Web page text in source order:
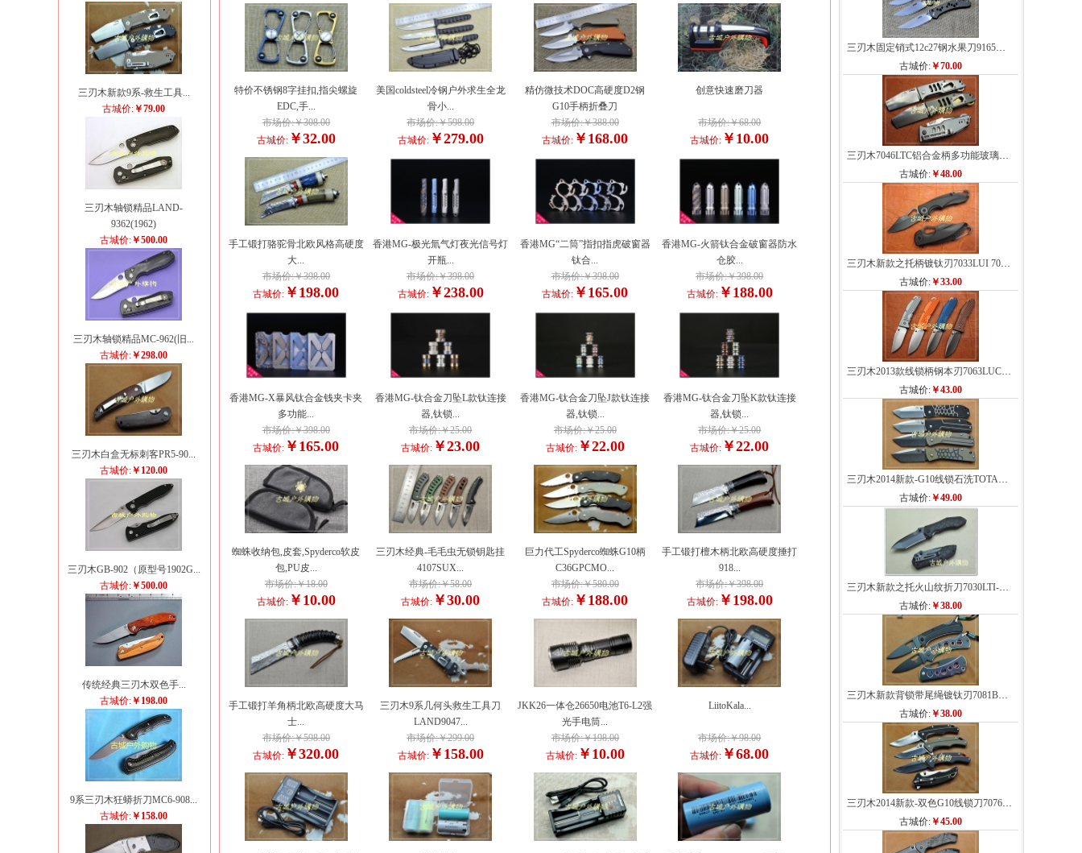
三刃木新款9系-救生工具...
古城价: ￥79.00
三刃木轴锁精品LAND-
9362(1962)
古城价: ￥500.00
三刃木轴锁精品MC-962(旧...
古城价: ￥298.00
三刃木白盒无标刺客PR5-90...
古城价: ￥120.00
三刃木GB-902（原型号1902G...
古城价: ￥500.00
传统经典三刃木双色手...
古城价: ￥198.00
9系三刃木狂蟒折刀MC6-908...
古城价: ￥158.00
特价不锈钢8字挂扣,指尖螺旋
EDC,手...
市场价:￥308.00
古城价:￥32.00
美国coldsteel冷钢户外求生全龙
骨小...
市场价:￥598.00
古城价:￥279.00
精仿微技术DOC高硬度D2钢
G10手柄折叠刀
市场价:￥388.00
古城价: ￥168.00
创意快速磨刀器
市场价:￥68.00
古城价: ￥10.00
手工锻打骆驼骨北欧风格高硬度
大...
市场价:￥398.00
古城价: ￥198.00
香港MG-极光氚气灯夜光信号灯
开瓶...
市场价:￥398.00
古城价:￥238.00
香港MG“二筒”指扣指虎破窗器
钛合...
市场价:￥398.00
古城价: ￥165.00
香港MG-火箭钛合金破窗器防水
仓胶...
市场价:￥398.00
古城价:￥188.00
香港MG-X暴风钛合金钱夹卡夹
多功能...
市场价:￥398.00
古城价: ￥165.00
香港MG-钛合金刀坠L款钛连接
器,钛锁...
市场价:￥25.00
古城价: ￥23.00
香港MG-钛合金刀坠J款钛连接
器,钛锁...
市场价:￥25.00
古城价:￥22.00
香港MG-钛合金刀坠K款钛连接
器,钛锁...
市场价:￥25.00
古城价: ￥22.00
蜘蛛收纳包,皮套,Spyderco软皮
包,PU皮...
市场价:￥18.00
古城价:￥10.00
三刃木经典-毛毛虫无锁钥匙挂
4107SUX...
市场价:￥58.00
古城价: ￥30.00
巨力代工Spyderco蜘蛛G10柄
C36GPCMO...
市场价:￥580.00
古城价: ￥188.00
手工锻打檀木柄北欧高硬度捶打
918...
市场价:￥398.00
古城价:￥198.00
手工锻打羊角柄北欧高硬度大马
士...
市场价:￥598.00
古城价: ￥320.00
三刃木9系几何头救生工具刀
LAND9047...
市场价:￥299.00
古城价:￥158.00
JKK26一体仓26650电池T6-L2强
光手电筒...
市场价:￥198.00
古城价:￥10.00
LiitoKala...
市场价:￥98.00
古城价: ￥68.00
三刃木固定销式12c27钢水果刀9165（三色）
古城价:￥70.00
三刃木7046LTC铝合金柄多功能玻璃锥套筒救...
古城价:￥48.00
三刃木新款之托柄镀钛刃7033LUI 7033LUC...
古城价:￥33.00
三刃木2013款线锁柄钢本刃7063LUC(763线锁版)
古城价:￥43.00
三刃木2014新款-G10线锁石洗TOTAN刀7071LTF
古城价:￥49.00
三刃木新款之托火山纹折刀7030LTI-PH 7030LUI-PH
古城价:￥38.00
三刃木新款背锁带尾绳镀钛刃7081BUI (B4-781)
古城价:￥38.00
三刃木2014新款-双色G10线锁刀7076LUX
古城价:￥45.00